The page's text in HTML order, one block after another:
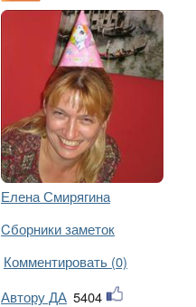
Елена Смирягина
Cборники заметок
Комментировать (0)
Автору ДА 5404